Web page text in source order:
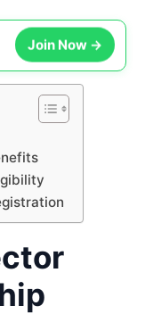
Join Now →